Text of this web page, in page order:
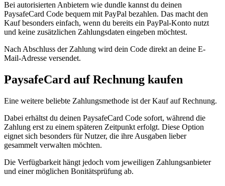
Bei autorisierten Anbietern wie dundle kannst du deinen
PaysafeCard Code bequem mit PayPal bezahlen. Das macht den
Kauf besonders einfach, wenn du bereits ein PayPal-Konto nutzt
und keine zusätzlichen Zahlungsdaten eingeben möchtest.
Nach Abschluss der Zahlung wird dein Code direkt an deine E-
Mail-Adresse versendet.
PaysafeCard auf Rechnung kaufen
Eine weitere beliebte Zahlungsmethode ist der Kauf auf Rechnung.
Dabei erhältst du deinen PaysafeCard Code sofort, während die
Zahlung erst zu einem späteren Zeitpunkt erfolgt. Diese Option
eignet sich besonders für Nutzer, die ihre Ausgaben lieber
gesammelt verwalten möchten.
Die Verfügbarkeit hängt jedoch vom jeweiligen Zahlungsanbieter
und einer möglichen Bonitätsprüfung ab.